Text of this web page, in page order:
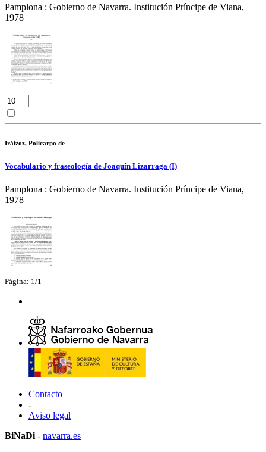
Pamplona : Gobierno de Navarra. Institución Príncipe de Viana,
1978
Iráizoz, Policarpo de
Vocabulario y fraseología de Joaquín Lizarraga (I)
Pamplona : Gobierno de Navarra. Institución Príncipe de Viana,
1978
Página: 1/1
Contacto
-
Aviso legal
BiNaDi - navarra.es